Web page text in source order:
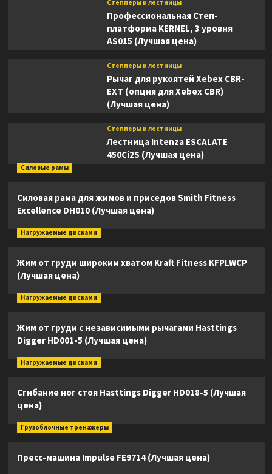
Степперы и лестницы
Профессиональная Степ-
платформа KERNEL, 3 уровня
AS015 (Лучшая цена)
Степперы и лестницы
Рычаг для рукоятей Xebex CBR-
EXT (опция для Xebex CBR)
(Лучшая цена)
Степперы и лестницы
Лестница Intenza ESCALATE
450Ci2S (Лучшая цена)
Силовые рамы
Силовая рама для жимов и приседов Smith Fitness
Excellence DH010 (Лучшая цена)
Нагружаемые дисками
Жим от груди широким хватом Kraft Fitness KFPLWCP
(Лучшая цена)
Нагружаемые дисками
Жим от груди с независимыми рычагами Hasttings
Digger HD001-5 (Лучшая цена)
Нагружаемые дисками
Сгибание ног стоя Hasttings Digger HD018-5 (Лучшая
цена)
Грузоблочные тренажеры
Пресс-машина Impulse FE9714 (Лучшая цена)